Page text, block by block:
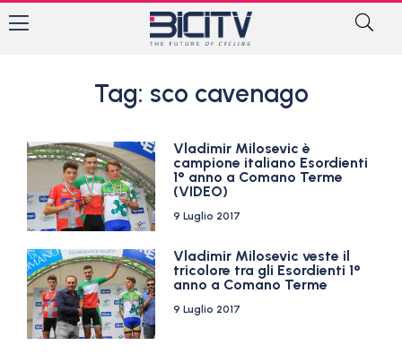
Tag: sco cavenago
Vladimir Milosevic è
campione italiano Esordienti
1° anno a Comano Terme
(VIDEO)
9 Luglio 2017
Vladimir Milosevic veste il
tricolore tra gli Esordienti 1°
anno a Comano Terme
9 Luglio 2017